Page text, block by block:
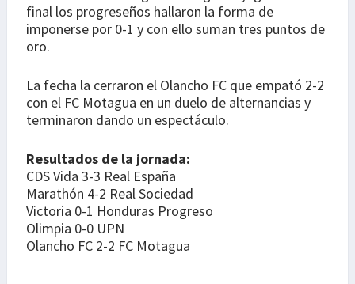
final los progreseños hallaron la forma de
imponerse por 0-1 y con ello suman tres puntos de
oro.
La fecha la cerraron el Olancho FC que empató 2-2
con el FC Motagua en un duelo de alternancias y
terminaron dando un espectáculo.
Resultados de la jornada:
CDS Vida 3-3 Real España
Marathón 4-2 Real Sociedad
Victoria 0-1 Honduras Progreso
Olimpia 0-0 UPN
Olancho FC 2-2 FC Motagua